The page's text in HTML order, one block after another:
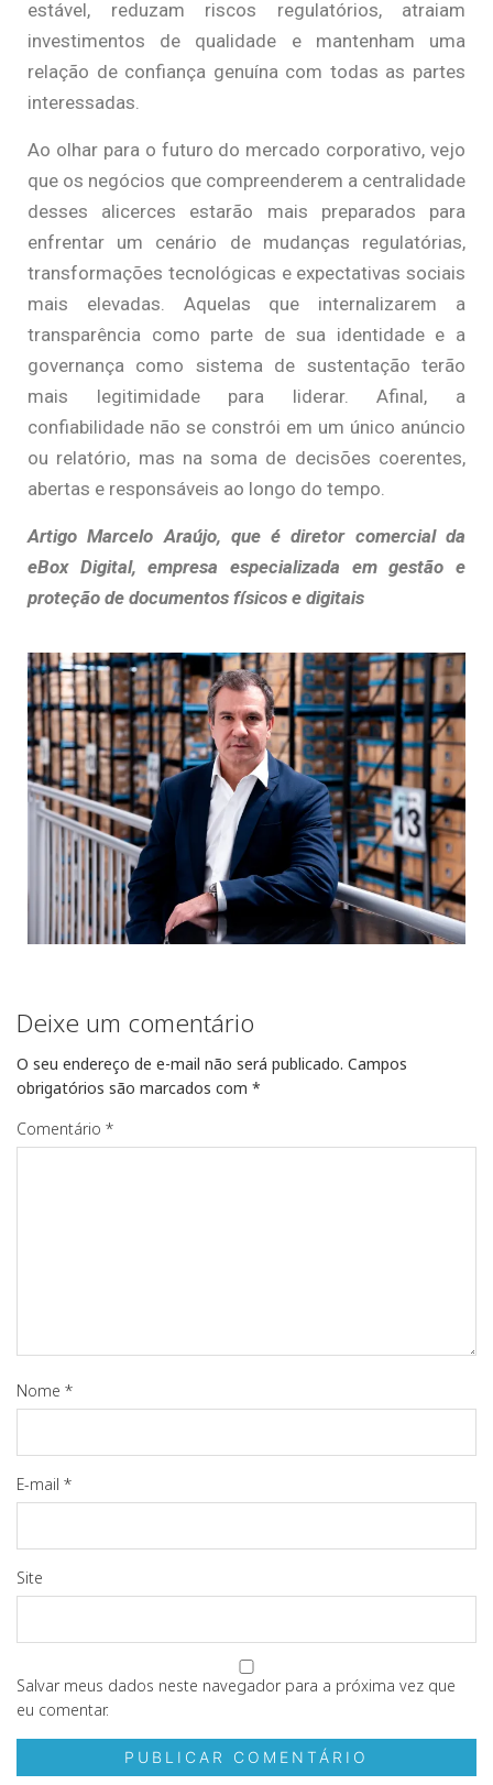
estável, reduzam riscos regulatórios, atraiam
investimentos de qualidade e mantenham uma
relação de confiança genuína com todas as partes
interessadas.
Ao olhar para o futuro do mercado corporativo, vejo
que os negócios que compreenderem a centralidade
desses alicerces estarão mais preparados para
enfrentar um cenário de mudanças regulatórias,
transformações tecnológicas e expectativas sociais
mais elevadas. Aquelas que internalizarem a
transparência como parte de sua identidade e a
governança como sistema de sustentação terão
mais legitimidade para liderar. Afinal, a
confiabilidade não se constrói em um único anúncio
ou relatório, mas na soma de decisões coerentes,
abertas e responsáveis ao longo do tempo.
Artigo Marcelo Araújo, que é diretor comercial da
eBox Digital, empresa especializada em gestão e
proteção de documentos físicos e digitais
Deixe um comentário
O seu endereço de e-mail não será publicado. Campos
obrigatórios são marcados com *
Comentário *
Nome *
E-mail *
Site
Salvar meus dados neste navegador para a próxima vez que
eu comentar.